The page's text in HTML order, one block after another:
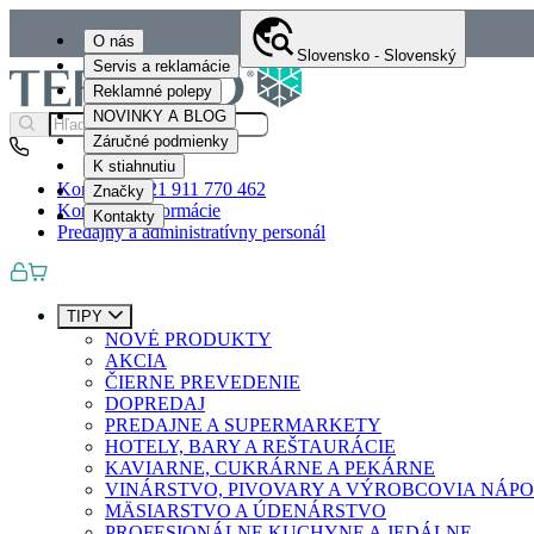
O nás
Servis a reklamácie
Reklamné polepy
NOVINKY A BLOG
Záručné podmienky
K stiahnutiu
Značky
Kontakty
Slovensko - Slovenský
Kontakty+421 911 770 462
Kontaktné informácie
Predajný a administratívny personál
TIPY
NOVÉ PRODUKTY
AKCIA
ČIERNE PREVEDENIE
DOPREDAJ
PREDAJNE A SUPERMARKETY
HOTELY, BARY A REŠTAURÁCIE
KAVIARNE, CUKRÁRNE A PEKÁRNE
VINÁRSTVO, PIVOVARY A VÝROBCOVIA
MÄSIARSTVO A ÚDENÁRSTVO